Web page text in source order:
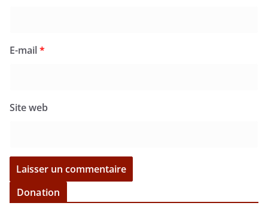
E-mail*
Site web
Donation